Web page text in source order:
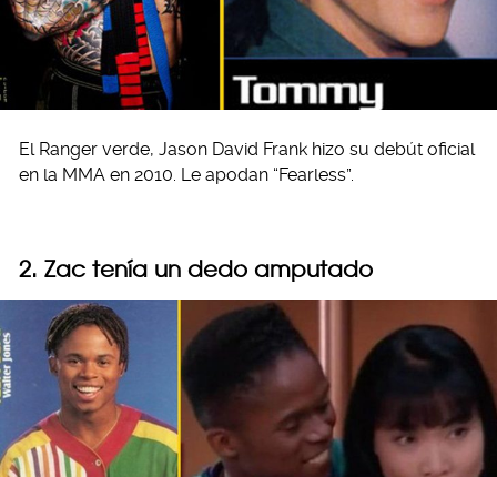
El Ranger verde, Jason David Frank hizo su debút oficial
en la MMA en 2010. Le apodan “Fearless”.
2. Zac tenía un dedo amputado